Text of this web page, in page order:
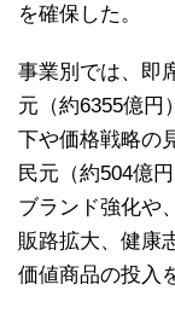
を確保した。
事業別では、即
元（約6355億円
下や価格戦略の
民元（約504億
ブランド強化や
販路拡大、健康
価値商品の投入